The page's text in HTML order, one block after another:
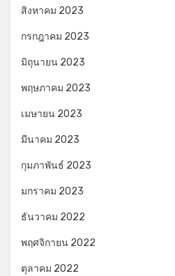
สิงหาคม 2023
กรกฎาคม 2023
มิถุนายน 2023
พฤษภาคม 2023
เมษายน 2023
มีนาคม 2023
กุมภาพันธ์ 2023
มกราคม 2023
ธันวาคม 2022
พฤศจิกายน 2022
ตุลาคม 2022